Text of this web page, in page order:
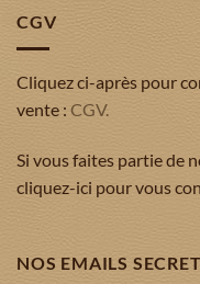
CGV
Cliquez ci-après pour
vente : CGV.
Si vous faites partie de
cliquez-ici pour vous
NOS EMAILS